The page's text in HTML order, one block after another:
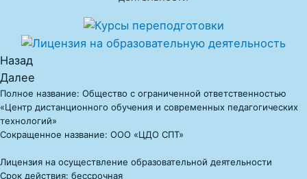
Назад
Далее
Полное название: Общество с ограниченной ответственностью
«Центр дистанционного обучения и современных педагогических
технологий»
Сокращенное название: ООО «ЦДО СПТ»
Лицензия на осуществление образовательной деятельности
Срок действия: бессрочная